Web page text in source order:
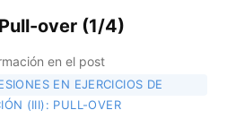
over (1/4)
en el post
EN EJERCICIOS DE
(III): PULL-OVER